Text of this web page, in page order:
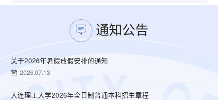
通知公告
关于2026年暑假放假安排的通知
2026.07.13
大连理工大学2026年全日制普通本科招生章程